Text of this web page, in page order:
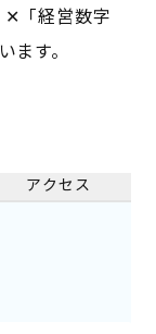
✕「経営数字
す。
アクセス